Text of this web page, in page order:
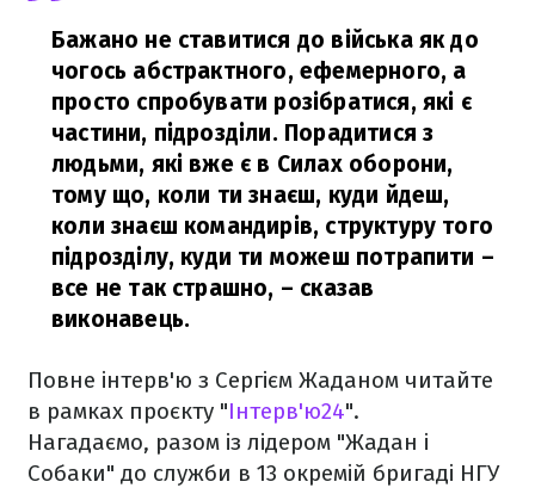
Бажано не ставитися до війська як до
чогось абстрактного, ефемерного, а
просто спробувати розібратися, які є
частини, підрозділи. Порадитися з
людьми, які вже є в Силах оборони,
тому що, коли ти знаєш, куди йдеш,
коли знаєш командирів, структуру того
підрозділу, куди ти можеш потрапити –
все не так страшно, – сказав
виконавець.
Повне інтерв'ю з Сергієм Жаданом читайте
в рамках проєкту "Інтерв'ю24".
Нагадаємо, разом із лідером "Жадан і
Собаки" до служби в 13 окремій бригаді НГУ